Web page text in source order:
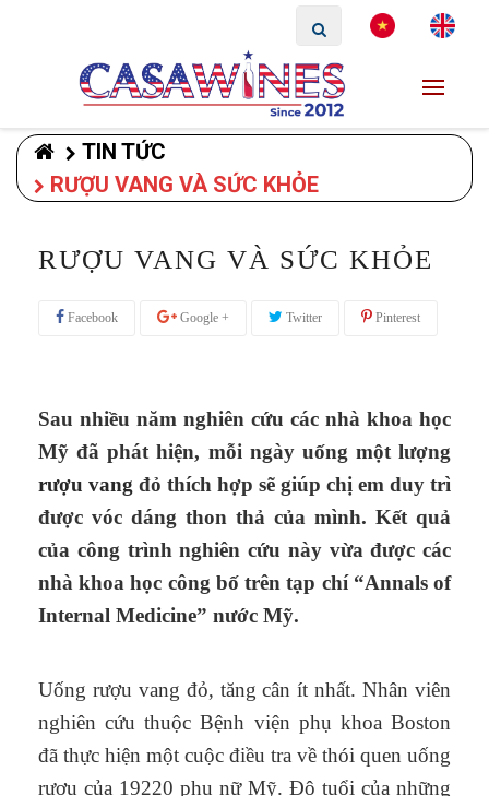
TIN TỨC
RƯỢU VANG VÀ SỨC KHỎE
RƯỢU VANG VÀ SỨC KHỎE
Facebook Google + Twitter Pinterest
Sau nhiều năm nghiên cứu các nhà khoa học
Mỹ đã phát hiện, mỗi ngày uống một lượng
rượu vang đỏ thích hợp sẽ giúp chị em duy trì
được vóc dáng thon thả của mình. Kết quả
của công trình nghiên cứu này vừa được các
nhà khoa học công bố trên tạp chí “Annals of
Internal Medicine” nước Mỹ.
Uống rượu vang đỏ, tăng cân ít nhất. Nhân viên
nghiên cứu thuộc Bệnh viện phụ khoa Boston
đã thực hiện một cuộc điều tra về thói quen uống
rượu của 19220 phụ nữ Mỹ. Độ tuổi của những